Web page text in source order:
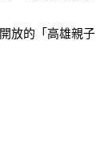
放的「高雄親子